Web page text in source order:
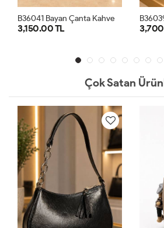
B36041 Bayan Çanta Kahve
3,150.00 TL
Çok Satan